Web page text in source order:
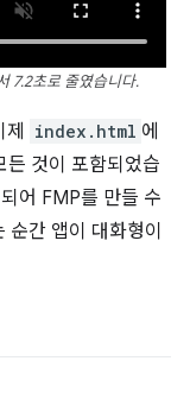
7.2초로 줄였습니다.
index.html 에
든 것이 포함되었습
어 FMP를 만들 수
간 앱이 대화형이